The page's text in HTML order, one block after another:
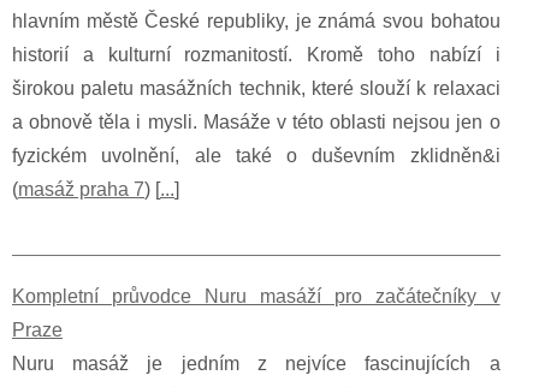
hlavním městě České republiky, je známá svou bohatou
historií a kulturní rozmanitostí. Kromě toho nabízí i
širokou paletu masážních technik, které slouží k relaxaci
a obnově těla i mysli. Masáže v této oblasti nejsou jen o
fyzickém uvolnění, ale také o duševním zklidněn&i
(masáž praha 7) [...]
Kompletní průvodce Nuru masáží pro začátečníky v
Praze
Nuru masáž je jedním z nejvíce fascinujících a